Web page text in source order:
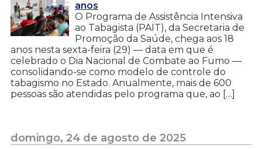
anos
O Programa de Assistência Intensiva
ao Tabagista (PAIT), da Secretaria de
Promoção da Saúde, chega aos 18
anos nesta sexta-feira (29) — data em que é
celebrado o Dia Nacional de Combate ao Fumo —
consolidando-se como modelo de controle do
tabagismo no Estado. Anualmente, mais de 600
pessoas são atendidas pelo programa que, ao […]
domingo, 24 de agosto de 2025